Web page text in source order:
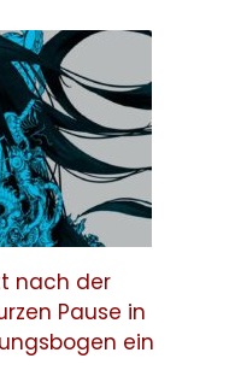
nach der
Pause in
ein